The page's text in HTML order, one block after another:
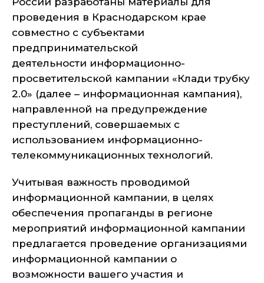
проведения в Краснодарском крае
совместно с субъектами
предпринимательской
деятельности информационно-
просветительской кампании «Клади трубку
2.0» (далее – информационная кампания),
направленной на предупреждение
преступлений, совершаемых с
использованием информационно-
телекоммуникационных технологий.
Учитывая важность проводимой
информационной кампании, в целях
обеспечения пропаганды в регионе
мероприятий информационной кампании
предлагается проведение организациями
информационной кампании о
возможности вашего участия и